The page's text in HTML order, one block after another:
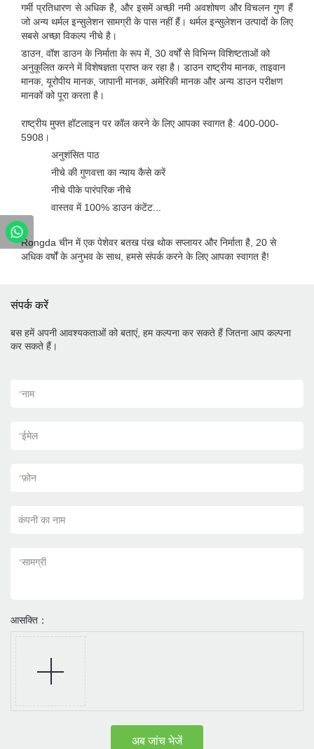
गर्मी प्रतिधारण से अधिक है, और इसमें अच्छी नमी अवशोषण और विचलन गुण हैं
जो अन्य थर्मल इन्सुलेशन सामग्री के पास नहीं हैं। थर्मल इन्सुलेशन उत्पादों के लिए
सबसे अच्छा विकल्प नीचे है।
डाउन, वॉश डाउन के निर्माता के रूप में, 30 वर्षों से विभिन्न विशिष्टताओं को
अनुकूलित करने में विशेषज्ञता प्राप्त कर रहा है। डाउन राष्ट्रीय मानक, ताइवान
मानक, यूरोपीय मानक, जापानी मानक, अमेरिकी मानक और अन्य डाउन परीक्षण
मानकों को पूरा करता है।
राष्ट्रीय मुफ्त हॉटलाइन पर कॉल करने के लिए आपका स्वागत है: 400-000-
5908।
अनुशंसित पाठ
नीचे की गुणवत्ता का न्याय कैसे करें
नीचे पीके पारंपरिक नीचे
वास्तव में 100% डाउन कंटेंट...
.
Rongda चीन में एक पेशेवर बतख पंख थोक सप्लायर और निर्माता है, 20 से
अधिक वर्षों के अनुभव के साथ, हमसे संपर्क करने के लिए आपका स्वागत है!
संपर्क करें
बस हमें अपनी आवश्यकताओं को बताएं, हम कल्पना कर सकते हैं जितना आप कल्पना
कर सकते हैं।
*नाम
*ईमेल
*फ़ोन
कंपनी का नाम
*सामग्री
आसक्ति：
अब जांच भेजें